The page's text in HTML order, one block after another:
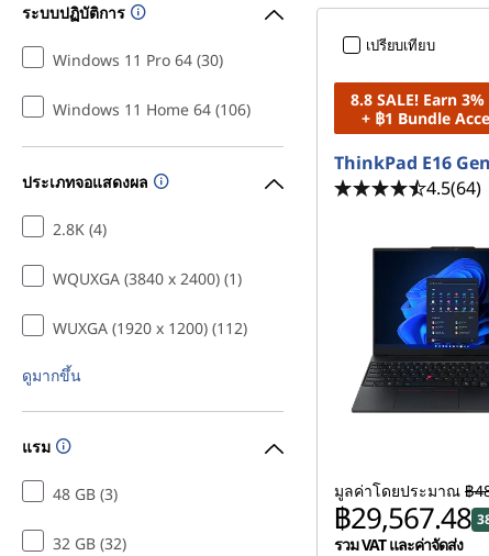
ระบบปฏิบัติการ
Windows 11 Pro 64 (30)
Windows 11 Home 64 (106)
ประเภทจอแสดงผล
2.8K (4)
WQUXGA (3840 x 2400) (1)
WUXGA (1920 x 1200) (112)
ดูมากขึ้น
แรม
48 GB (3)
32 GB (32)
เปรียบเทียบ
8.8 SALE! Earn
+ ฿1 Bundle
ThinkPad E16
4.5(64)
มูลค่าโดยประมาณ ฿
฿29,567.48
รวม VAT และค่าจัดส่ง